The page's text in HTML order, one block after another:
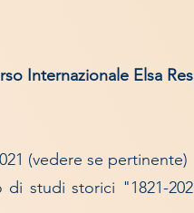
Internazionale Elsa
(vedere se pertinente)
di studi storici "1821-